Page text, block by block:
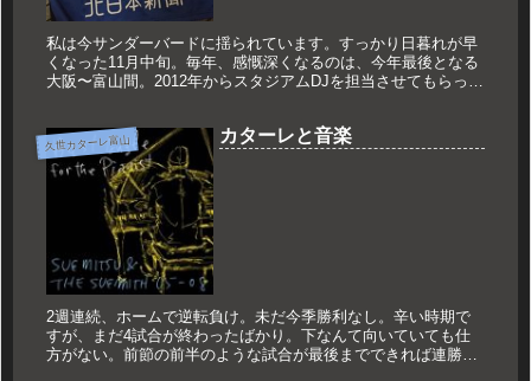
私は今サンダーバードに揺られています。すっかり日暮れが早
くなった11月中旬。毎年、感慨深くなるのは、今年最後となる
大阪〜富山間。2012年からスタジアムDJを担当させてもらって
久世カターレ富山 カターレと音楽
2週連続、ホームで逆転負け。未だ今季勝利なし。辛い時期で
すが、まだ4試合が終わったばかり。下なんて向いていても仕
方がない。前節の前半のような試合が最後までできれば連勝し